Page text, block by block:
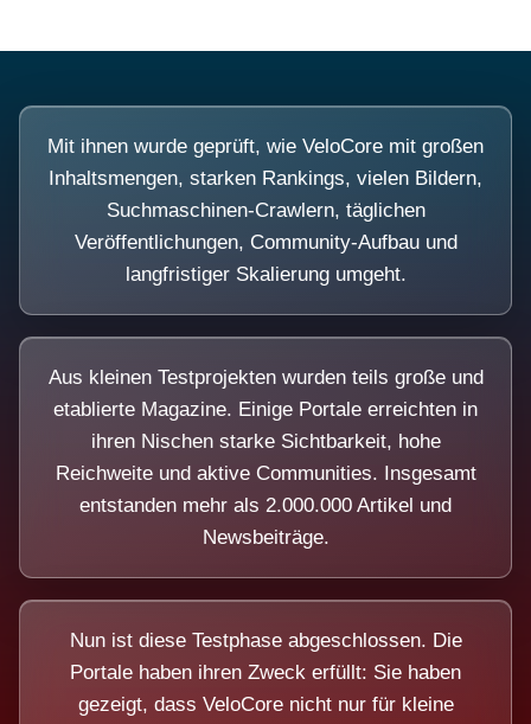
Mit ihnen wurde geprüft, wie VeloCore mit großen
Inhaltsmengen, starken Rankings, vielen Bildern,
Suchmaschinen-Crawlern, täglichen
Veröffentlichungen, Community-Aufbau und
langfristiger Skalierung umgeht.
Aus kleinen Testprojekten wurden teils große und
etablierte Magazine. Einige Portale erreichten in
ihren Nischen starke Sichtbarkeit, hohe
Reichweite und aktive Communities. Insgesamt
entstanden mehr als 2.000.000 Artikel und
Newsbeiträge.
Nun ist diese Testphase abgeschlossen. Die
Portale haben ihren Zweck erfüllt: Sie haben
gezeigt, dass VeloCore nicht nur für kleine